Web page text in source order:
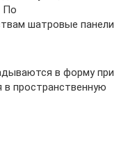
По
шатровые панели
в форму при
пространственную